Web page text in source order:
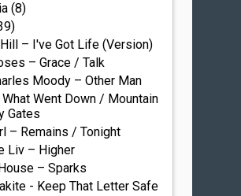
(8)
– I've Got Life (Version)
– Grace / Talk
Moody – Other Man
Went Down / Mountain
Gates
– Remains / Tonight
Liv – Higher
– Sparks
- Keep That Letter Safe